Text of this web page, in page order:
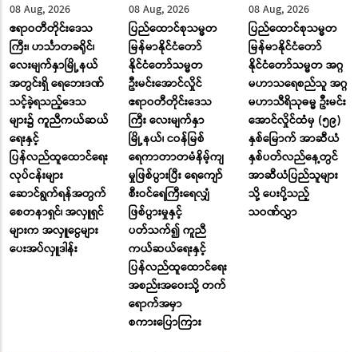
08 Aug, 2026
ဧရာဝတီတိုင်းဒေသ
ကြီး၊ ဟင်္သာတခရိုင်၊
လေးမျက်နှာမြို့နယ်
အတွင်းရှိ ရေဘေးဒဏ်
သင့်ခဲ့ရသည့်ဒေသ
များ၌ ကူညီကယ်ဆယ်
ရေးနှင့်
ပြန်လည်ထူထောင်ရေး
လုပ်ငန်းများ
ဆောင်ရွက်ရန်အတွက်
စေတနာရှင်၊ အလှူရှင်
များက အလှူငွေများ
ပေးအပ်လှူဒါန်း
08 Aug, 2026
ပြည်ထောင်စုသမ္မတ
မြန်မာနိုင်ငံတော်
နိုင်ငံတော်သမ္မတ
ဦးမင်းအောင်လှိုင်
ဧရာဝတီတိုင်းဒေသ
ကြီး လေးမျက်နှာ
မြို့နယ်၊ ငဝန်မြစ်
ရေကာတာတမံနိမ့်ကျ
မှုဖြစ်ပွားပြီး ရေကျော်
စီးဝင်ရေကြီးရေလျှံ
ဖြစ်ပွားမှုနှင့်
ပတ်သက်၍ ကူညီ
ကယ်ဆယ်ရေးနှင့်
ပြန်လည်ထူထောင်ရေး
အစည်းအဝေးသို့ တက်
ရောက်အမှာ
စကားပြောကြား
08 Aug, 2026
ပြည်ထောင်စုသမ္မတ
မြန်မာနိုင်ငံတော်
နိုင်ငံတော်သမ္မတ အဂ္ဂ
မဟာသရေစည်သူ အဂ္ဂ
မဟာသီရိသုဓမ္မ ဦးမင်း
အောင်လှိုင်ထံမှ (၅၉)
နှစ်မြောက် အာဆီယံ
နှစ်ပတ်လည်နေ့တွင်
အာဆီယံပြည်သူများ
သို့ ပေးပို့သည့်
သဝဏ်လွှာ